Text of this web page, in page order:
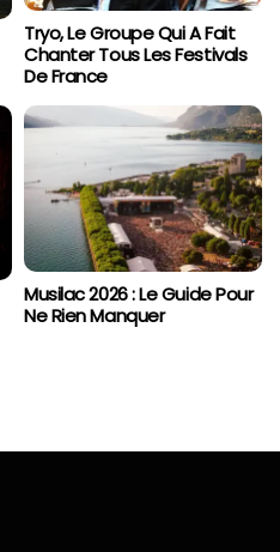
Tryo, Le Groupe Qui A Fait
Chanter Tous Les Festivals
De France
Musilac 2026 : Le Guide Pour
Ne Rien Manquer